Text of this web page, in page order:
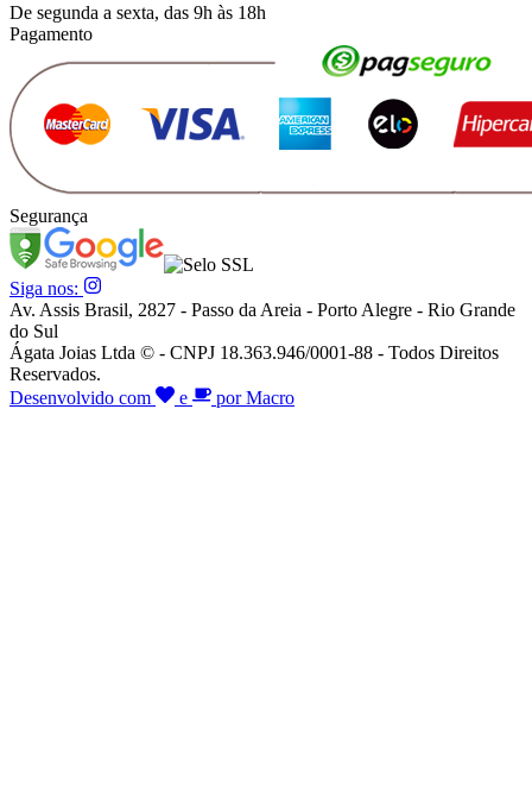
De segunda a sexta, das 9h às 18h
Pagamento
Segurança
Siga nos:
Av. Assis Brasil, 2827 - Passo da Areia - Porto Alegre - Rio Grande
do Sul
Ágata Joias Ltda © - CNPJ 18.363.946/0001-88 - Todos Direitos
Reservados.
Desenvolvido com
e por Macro